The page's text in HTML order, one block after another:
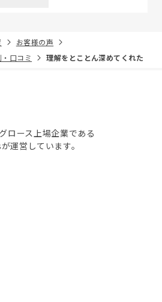
お客様の声
口コミ
理解をとことん深めてくれた
ロース上場企業である
営しています。